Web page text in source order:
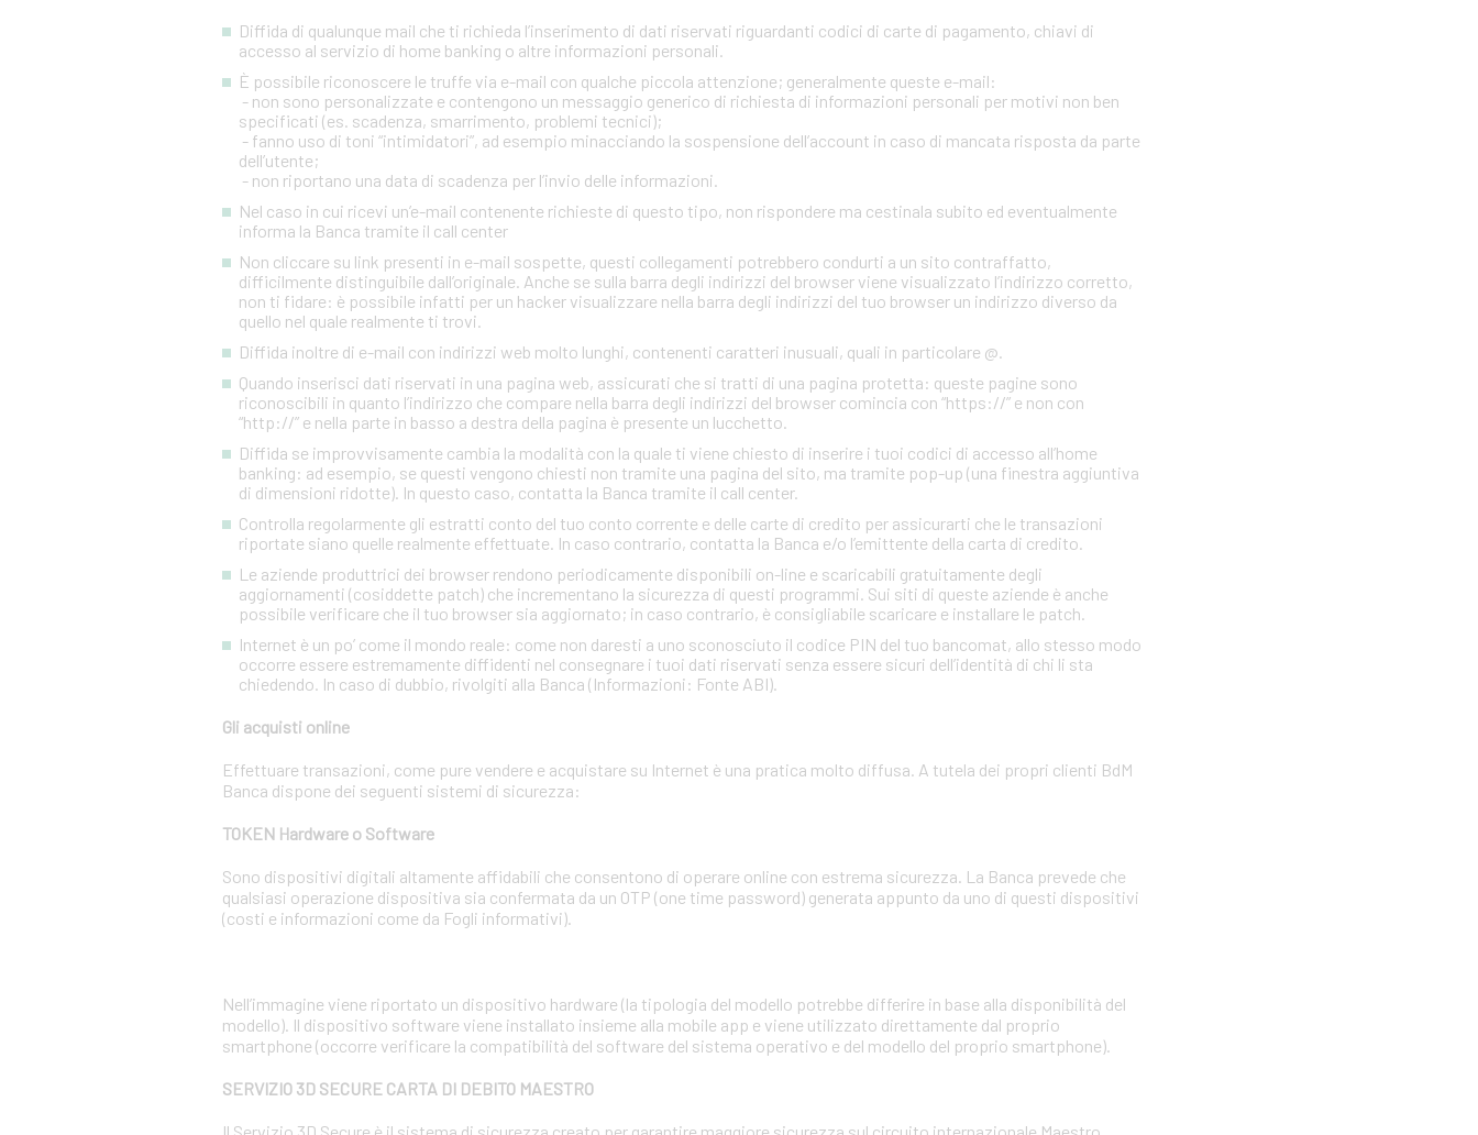
Diffida di qualunque mail che ti richieda l’inserimento di dati riservati riguardanti codici di carte di pagamento, chiavi di
accesso al servizio di home banking o altre informazioni personali.
È possibile riconoscere le truffe via e-mail con qualche piccola attenzione; generalmente queste e-mail:
- non sono personalizzate e contengono un messaggio generico di richiesta di informazioni personali per motivi non ben
specificati (es. scadenza, smarrimento, problemi tecnici);
- fanno uso di toni “intimidatori”, ad esempio minacciando la sospensione dell’account in caso di mancata risposta da parte
dell’utente;
- non riportano una data di scadenza per l’invio delle informazioni.
Nel caso in cui ricevi un’e-mail contenente richieste di questo tipo, non rispondere ma cestinala subito ed eventualmente
informa la Banca tramite il call center
Non cliccare su link presenti in e-mail sospette, questi collegamenti potrebbero condurti a un sito contraffatto,
difficilmente distinguibile dall’originale. Anche se sulla barra degli indirizzi del browser viene visualizzato l’indirizzo corretto,
non ti fidare: è possibile infatti per un hacker visualizzare nella barra degli indirizzi del tuo browser un indirizzo diverso da
quello nel quale realmente ti trovi.
Diffida inoltre di e-mail con indirizzi web molto lunghi, contenenti caratteri inusuali, quali in particolare @.
Quando inserisci dati riservati in una pagina web, assicurati che si tratti di una pagina protetta: queste pagine sono
riconoscibili in quanto l’indirizzo che compare nella barra degli indirizzi del browser comincia con “https://” e non con
“http://” e nella parte in basso a destra della pagina è presente un lucchetto.
Diffida se improvvisamente cambia la modalità con la quale ti viene chiesto di inserire i tuoi codici di accesso all’home
banking: ad esempio, se questi vengono chiesti non tramite una pagina del sito, ma tramite pop-up (una finestra aggiuntiva
di dimensioni ridotte). In questo caso, contatta la Banca tramite il call center.
Controlla regolarmente gli estratti conto del tuo conto corrente e delle carte di credito per assicurarti che le transazioni
riportate siano quelle realmente effettuate. In caso contrario, contatta la Banca e/o l’emittente della carta di credito.
Le aziende produttrici dei browser rendono periodicamente disponibili on-line e scaricabili gratuitamente degli
aggiornamenti (cosiddette patch) che incrementano la sicurezza di questi programmi. Sui siti di queste aziende è anche
possibile verificare che il tuo browser sia aggiornato; in caso contrario, è consigliabile scaricare e installare le patch.
Internet è un po’ come il mondo reale: come non daresti a uno sconosciuto il codice PIN del tuo bancomat, allo stesso modo
occorre essere estremamente diffidenti nel consegnare i tuoi dati riservati senza essere sicuri dell’identità di chi li sta
chiedendo. In caso di dubbio, rivolgiti alla Banca (Informazioni: Fonte ABI).
Gli acquisti online
Effettuare transazioni, come pure vendere e acquistare su Internet è una pratica molto diffusa. A tutela dei propri clienti BdM
Banca dispone dei seguenti sistemi di sicurezza:
TOKEN Hardware o Software
Sono dispositivi digitali altamente affidabili che consentono di operare online con estrema sicurezza. La Banca prevede che
qualsiasi operazione dispositiva sia confermata da un OTP (one time password) generata appunto da uno di questi dispositivi
(costi e informazioni come da Fogli informativi).
Nell’immagine viene riportato un dispositivo hardware (la tipologia del modello potrebbe differire in base alla disponibilità del
modello). Il dispositivo software viene installato insieme alla mobile app e viene utilizzato direttamente dal proprio
smartphone (occorre verificare la compatibilità del software del sistema operativo e del modello del proprio smartphone).
SERVIZIO 3D SECURE CARTA DI DEBITO MAESTRO